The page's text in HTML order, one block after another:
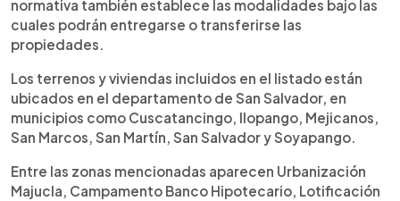
normativa también establece las modalidades bajo las
cuales podrán entregarse o transferirse las
propiedades.
Los terrenos y viviendas incluidos en el listado están
ubicados en el departamento de San Salvador, en
municipios como Cuscatancingo, Ilopango, Mejicanos,
San Marcos, San Martín, San Salvador y Soyapango.
Entre las zonas mencionadas aparecen Urbanización
Majucla, Campamento Banco Hipotecario, Lotificación